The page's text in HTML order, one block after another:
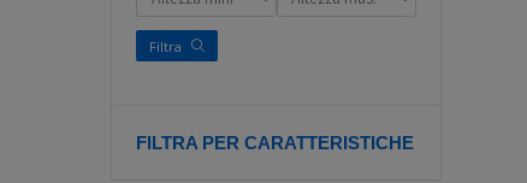
Filtra
FILTRA PER CARATTERISTICHE